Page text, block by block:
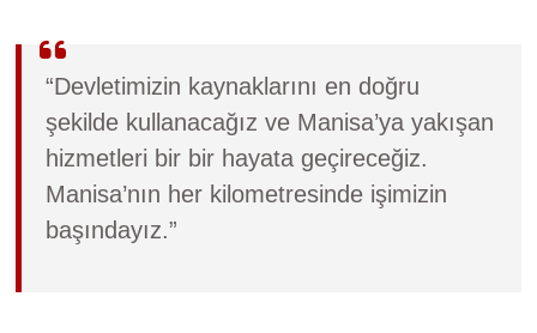
“Devletimizin kaynaklarını en doğru
şekilde kullanacağız ve Manisa’ya yakışan
hizmetleri bir bir hayata geçireceğiz.
Manisa’nın her kilometresinde işimizin
başındayız.”